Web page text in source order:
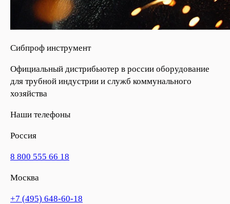
Сибпроф инструмент
Официальный дистрибьютер в россии оборудование
для трубной индустрии и служб коммунального
хозяйства
Наши телефоны
Россия
8 800 555 66 18
Москва
+7 (495) 648-60-18